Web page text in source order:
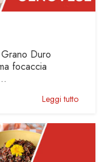
Duro
focaccia
Leggi tutto